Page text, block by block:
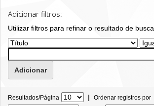
Adicionar filtros:
Utilizar filtros para refinar o resultado de busca.
Resultados/Página | Ordenar registros por